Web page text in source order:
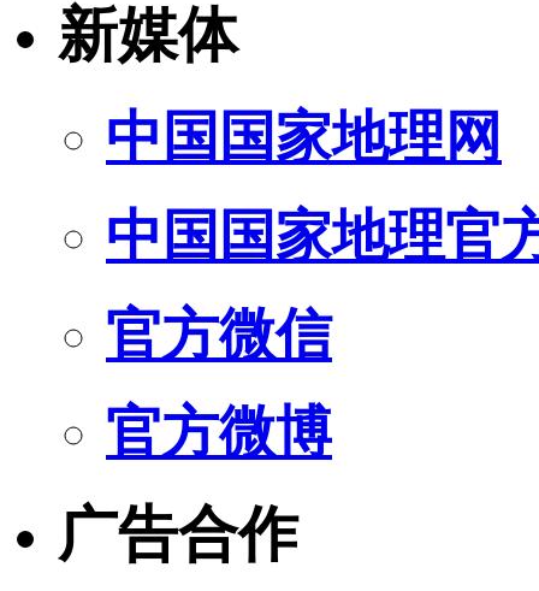
新媒体
中国国家地理网
中国国家地理官
官方微信
官方微博
广告合作